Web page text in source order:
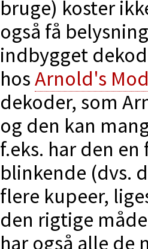
bruge) koster
også få
indbygget
hosArnold's
dekoder, som
og den kan
f.eks. har den
blinkende (dvs.
flere kupeer,
den rigtige
har også alle